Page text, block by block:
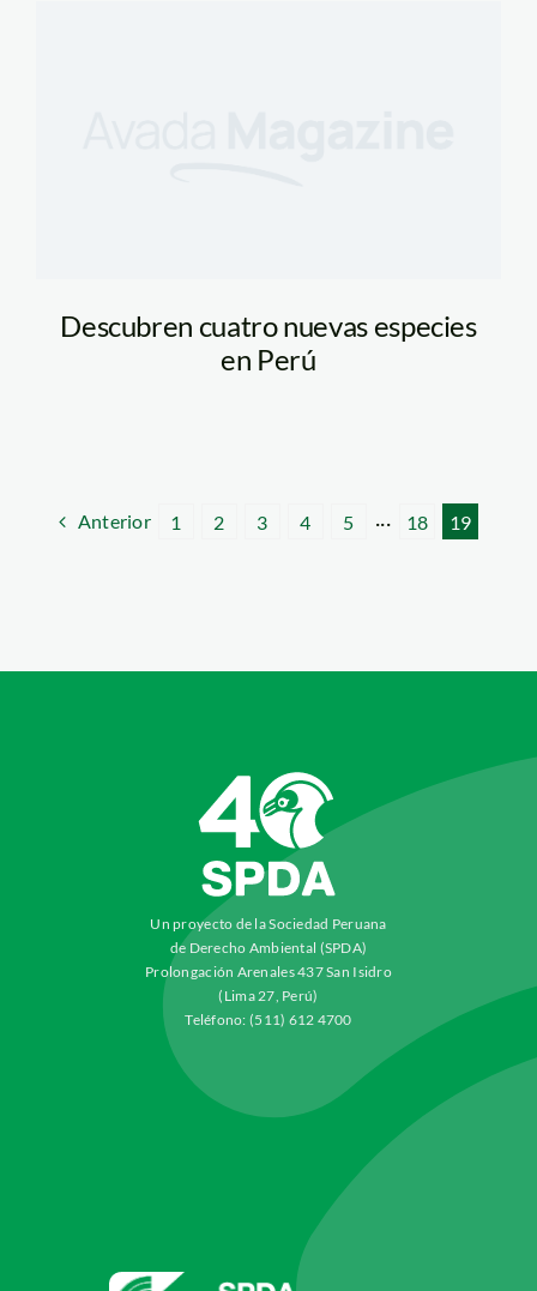
Descubren cuatro nuevas especies
en Perú
Anterior 1 2 3 4 5 ··· 18 19
Un proyecto de la Sociedad Peruana
de Derecho Ambiental (SPDA)
Prolongación Arenales 437 San Isidro
(Lima 27, Perú)
Teléfono: (511) 612 4700